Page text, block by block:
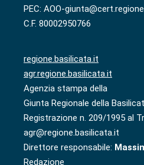
PEC: AOO-
C.F. 80002950766
regione.basilicata.it
agr.regione.basilicata.it
Agenzia stampa della
Giunta Regionale della
Registrazione n. 209/1995 al
agr@regione.basilicata.it
Direttore responsabile:
Redazione